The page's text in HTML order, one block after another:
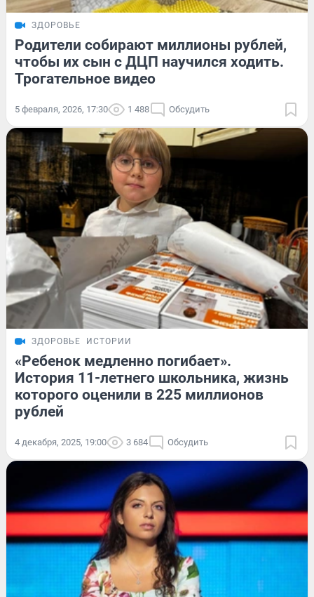
ЗДОРОВЬЕ
Родители собирают миллионы рублей,
чтобы их сын с ДЦП научился ходить.
Трогательное видео
5 февраля, 2026, 17:30 1 488 Обсудить
ЗДОРОВЬЕ ИСТОРИИ
«Ребенок медленно погибает».
История 11-летнего школьника, жизнь
которого оценили в 225 миллионов
рублей
4 декабря, 2025, 19:00 3 684 Обсудить